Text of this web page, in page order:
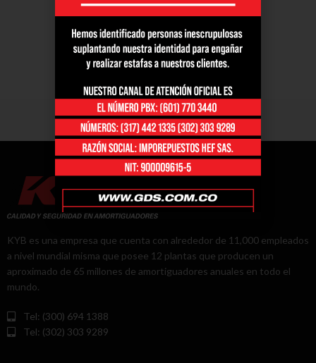
KYB es una empresa que cuenta con alrededor de 11,000 empleados
a nivel mundial misma que posee 12 plantas que producen un
aproximado de 65 millones de amortiguadores anuales en todo el
mundo.
Tel: (300) 694 1388
Tel: (302) 303 9289